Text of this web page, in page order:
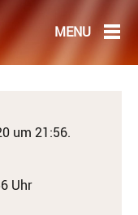
um 21:56.
Uhr